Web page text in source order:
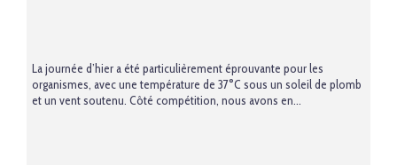
La journée d’hier a été particulièrement éprouvante pour les
organismes, avec une température de 37°C sous un soleil de plomb
et un vent soutenu. Côté compétition, nous avons en...